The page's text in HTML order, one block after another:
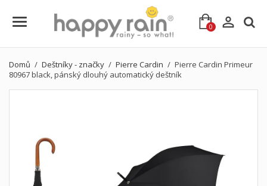
0 
Domů Deštníky - značky Pierre Cardin
Pierre Cardin Primeur
80967 black, pánský dlouhý automatický deštník